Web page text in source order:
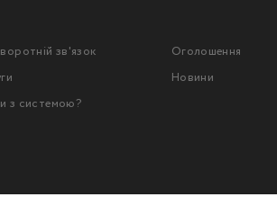
зв'язок
з системою?
Оголошення
Новини